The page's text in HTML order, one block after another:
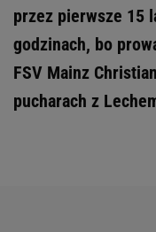
przez pierwsze 15
godzinach, bo
FSV Mainz
pucharach z